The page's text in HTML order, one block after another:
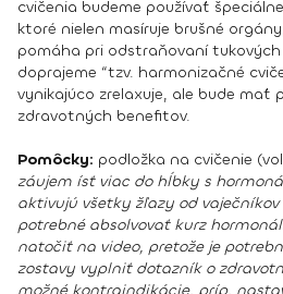
cvičenia budeme používať
ktoré nielen masíruje brušné
pomáha pri odstraňovaní tukových
doprajeme “tzv. harmonizačné
vynikajúco zrelaxuje, ale bude mať
zdravotných benefitov.
Pomôcky: podložka na cvičenie
záujem ísť viac do hĺbky s
aktivujú všetky žľazy od
potrebné absolvovať kurz
natočiť na video, pretože je
zostavy vyplniť dotazník o